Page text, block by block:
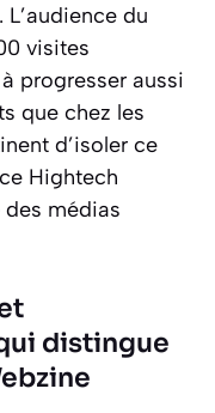
du
visites
progresser aussi
que chez les
d’isoler ce
Hightech
des médias
distingue